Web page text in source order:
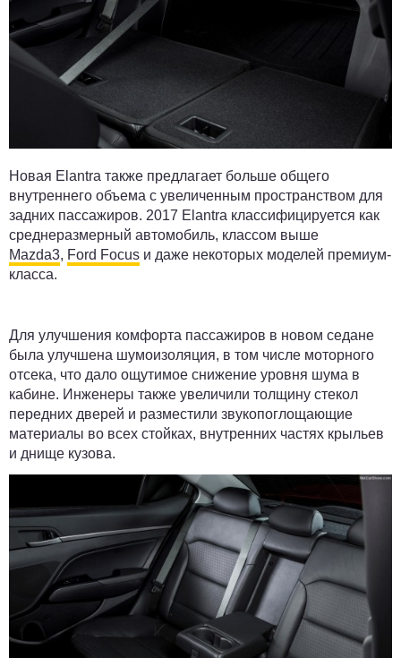
Новая Elantra также предлагает больше общего
внутреннего объема с увеличенным пространством для
задних пассажиров. 2017 Elantra классифицируется как
среднеразмерный автомобиль, классом выше
Mazda3, Ford Focus и даже некоторых моделей премиум-
класса.
Для улучшения комфорта пассажиров в новом седане
была улучшена шумоизоляция, в том числе моторного
отсека, что дало ощутимое снижение уровня шума в
кабине. Инженеры также увеличили толщину стекол
передних дверей и разместили звукопоглощающие
материалы во всех стойках, внутренних частях крыльев
и днище кузова.